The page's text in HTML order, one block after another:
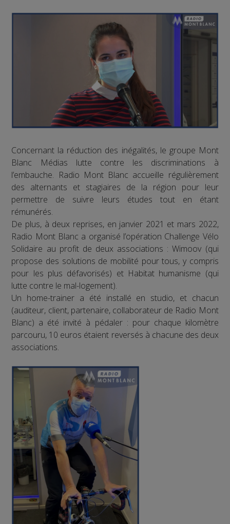
Concernant la réduction des inégalités, le groupe Mont
Blanc Médias lutte contre les discriminations à
l’embauche. Radio Mont Blanc accueille régulièrement
des alternants et stagiaires de la région pour leur
permettre de suivre leurs études tout en étant
rémunérés.
De plus, à deux reprises, en janvier 2021 et mars 2022,
Radio Mont Blanc a organisé l’opération Challenge Vélo
Solidaire au profit de deux associations : Wimoov (qui
propose des solutions de mobilité pour tous, y compris
pour les plus défavorisés) et Habitat humanisme (qui
lutte contre le mal-logement).
Un home-trainer a été installé en studio, et chacun
(auditeur, client, partenaire, collaborateur de Radio Mont
Blanc) a été invité à pédaler : pour chaque kilomètre
parcouru, 10 euros étaient reversés à chacune des deux
associations.